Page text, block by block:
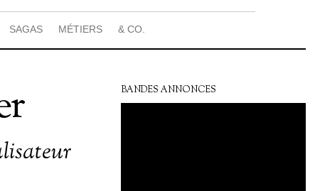
SAGAS MÉTIERS & CO.
BANDES ANNONCES